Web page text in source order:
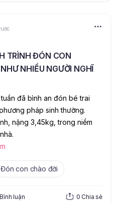
TRÌNH ĐÓN CON
NHIỀU NGƯỜI NGHĨ
đã bình an đón bé trai
pháp sinh thường.
nặng 3,45kg, trong niềm
Đón con chào đời
Bình luận 0 Chia sẻ